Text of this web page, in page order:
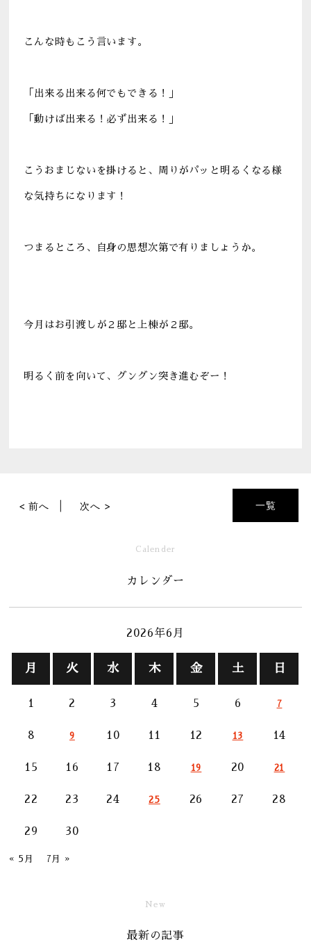
Calender
カレンダー
2026年6月
月 火 水 木 金 土 日
1 2 3 4 5 6 7
8 9 10 11 12 13 14
15 16 17 18 19 20 21
22 23 24 25 26 27 28
29 30
« 5月 7月 »
New
最新の記事
こんな時もこう言います。
「出来る出来る何でもできる！」
「動けば出来る！必ず出来る！」
こうおまじないを掛けると、周りがパッと明るくなる様
な気持ちになります！
つまるところ、自身の思想次第で有りましょうか。
今月はお引渡しが２邸と上棟が２邸。
明るく前を向いて、グングン突き進むぞー！
一覧
< 前へ 次へ >